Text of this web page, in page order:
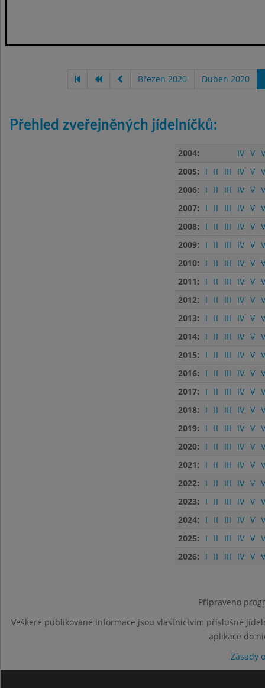
Březen 2020 Duben 2020
Přehled zveřejněných jídelníčků:
2004: IV V
2005:
I II III IV V
2006:
I II III IV V
2007:
I II III IV V
2008:
I II III IV V
2009:
I II III IV V
2010:
I II III IV V
2011:
I II III IV V
2012:
I II III IV V
2013:
I II III IV V
2014:
I II III IV V
2015:
I II III IV V
2016:
I II III IV V
2017:
I II III IV V
2018:
I II III IV V
2019:
I II III IV V
2020:
I II III IV V
2021:
I II III IV V
2022:
I II III IV V
2023:
I II III IV V
2024:
I II III IV V
2025:
I II III IV V
2026:
I II III IV V
Připraveno
Veškeré publikované informace jsou vlastnictvím příslušné
aplikace do
Zásady